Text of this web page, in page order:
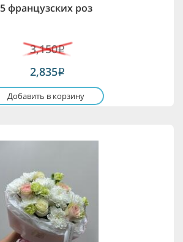
5 французских роз
3,150i
2,835i
Добавить в корзину